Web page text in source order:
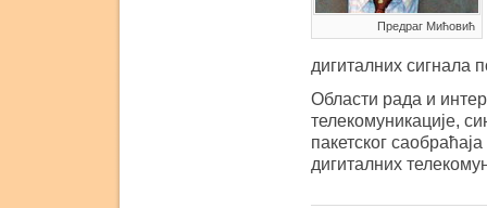
Предраг Мићовић
дигиталних сигнала
Области рада и
телекомуникације,
пакетског
дигиталних